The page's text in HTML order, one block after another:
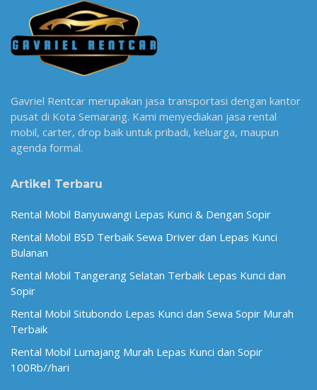
Gavriel Rentcar merupakan jasa transportasi dengan kantor
pusat di Kota Semarang. Kami menyediakan jasa rental
mobil, carter, drop baik untuk pribadi, keluarga, maupun
agenda formal.
Artikel Terbaru
Rental Mobil Banyuwangi Lepas Kunci & Dengan Sopir
Rental Mobil BSD Terbaik Sewa Driver dan Lepas Kunci
Bulanan
Rental Mobil Tangerang Selatan Terbaik Lepas Kunci dan
Sopir
Rental Mobil Situbondo Lepas Kunci dan Sewa Sopir Murah
Terbaik
Rental Mobil Lumajang Murah Lepas Kunci dan Sopir
100Rb//hari